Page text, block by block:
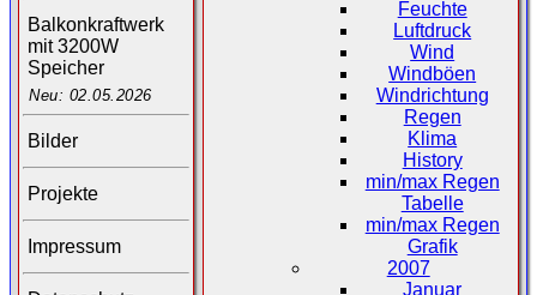
Balkonkraftwerk
mit 3200W
Speicher
Neu: 02.05.2026
Bilder
Projekte
Impressum
Feuchte
Luftdruck
Wind
Windböen
Windrichtung
Regen
Klima
History
min/max Regen
Tabelle
min/max Regen
Grafik
2007
Januar